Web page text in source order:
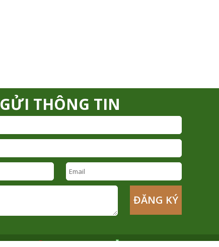
GỬI THÔNG TIN